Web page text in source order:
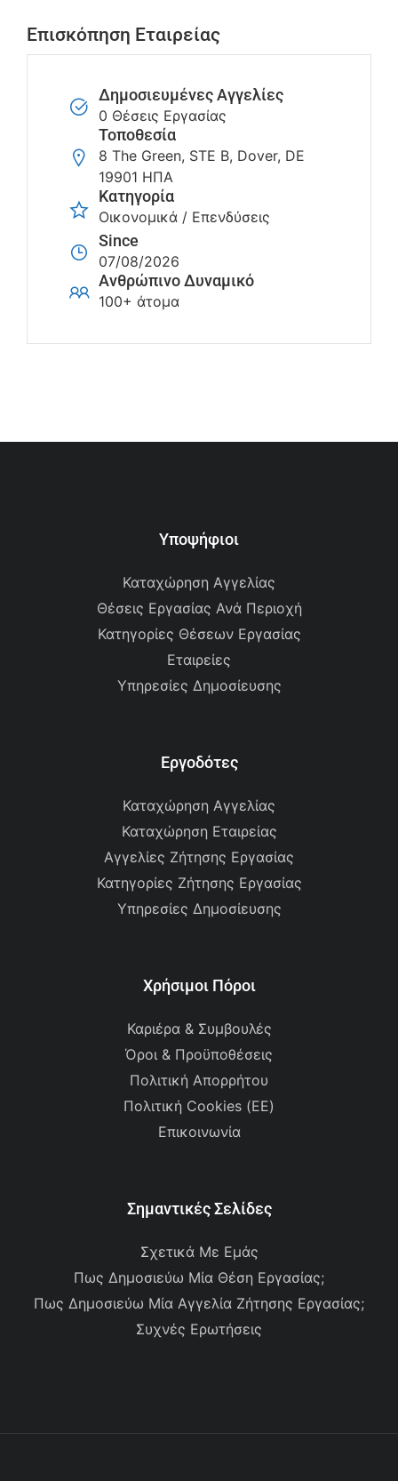
Επισκόπηση Εταιρείας
Δημοσιευμένες Αγγελίες
0 Θέσεις Εργασίας
Τοποθεσία
8 The Green, STE B, Dover, DE
19901 ΗΠΑ
Κατηγορία
Οικονομικά / Επενδύσεις
Since
07/08/2026
Ανθρώπινο Δυναμικό
100+ άτομα
Υποψήφιοι
Καταχώρηση Αγγελίας
Θέσεις Εργασίας Ανά Περιοχή
Κατηγορίες Θέσεων Εργασίας
Εταιρείες
Υπηρεσίες Δημοσίευσης
Εργοδότες
Καταχώρηση Αγγελίας
Καταχώρηση Εταιρείας
Αγγελίες Ζήτησης Εργασίας
Κατηγορίες Ζήτησης Εργασίας
Υπηρεσίες Δημοσίευσης
Χρήσιμοι Πόροι
Καριέρα & Συμβουλές
Όροι & Προϋποθέσεις
Πολιτική Απορρήτου
Πολιτική Cookies (ΕΕ)
Επικοινωνία
Σημαντικές Σελίδες
Σχετικά Με Εμάς
Πως Δημοσιεύω Μία Θέση Εργασίας;
Πως Δημοσιεύω Μία Αγγελία Ζήτησης Εργασίας;
Συχνές Ερωτήσεις